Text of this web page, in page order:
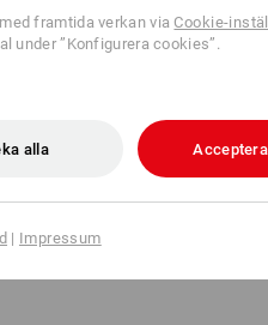
framtida verkan viaCookie-
under ”Konfigurera cookies”.
alla
| Impressum